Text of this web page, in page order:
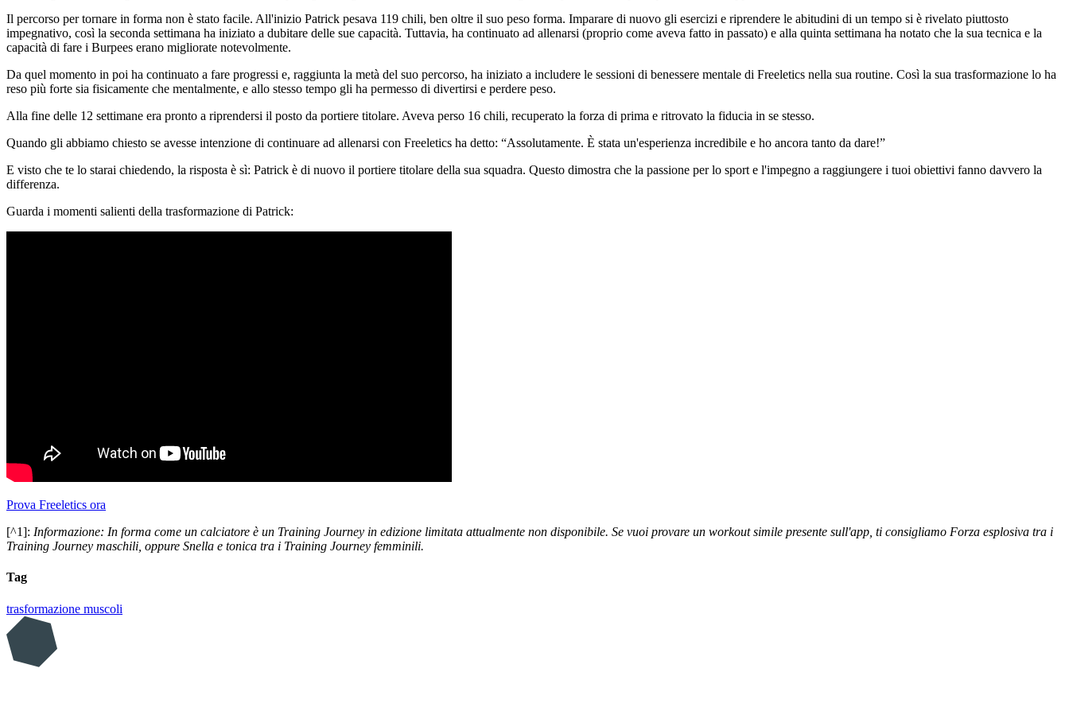
Il percorso per tornare in forma non è stato facile. All'inizio Patrick pesava 119 chili, ben oltre il suo peso forma. Imparare di nuovo gli esercizi e riprendere le abitudini di un tempo si è rivelato piuttosto
impegnativo, così la seconda settimana ha iniziato a dubitare delle sue capacità. Tuttavia, ha continuato ad allenarsi (proprio come aveva fatto in passato) e alla quinta settimana ha notato che la sua tecnica e la
capacità di fare i Burpees erano migliorate notevolmente.
Da quel momento in poi ha continuato a fare progressi e, raggiunta la metà del suo percorso, ha iniziato a includere le sessioni di benessere mentale di Freeletics nella sua routine. Così la sua trasformazione lo ha
reso più forte sia fisicamente che mentalmente, e allo stesso tempo gli ha permesso di divertirsi e perdere peso.
Alla fine delle 12 settimane era pronto a riprendersi il posto da portiere titolare. Aveva perso 16 chili, recuperato la forza di prima e ritrovato la fiducia in se stesso.
Quando gli abbiamo chiesto se avesse intenzione di continuare ad allenarsi con Freeletics ha detto: “Assolutamente. È stata un'esperienza incredibile e ho ancora tanto da dare!”
E visto che te lo starai chiedendo, la risposta è sì: Patrick è di nuovo il portiere titolare della sua squadra. Questo dimostra che la passione per lo sport e l'impegno a raggiungere i tuoi obiettivi fanno davvero la
differenza.
Guarda i momenti salienti della trasformazione di Patrick:
Prova Freeletics ora
[^1]: Informazione: In forma come un calciatore è un Training Journey in edizione limitata attualmente non disponibile. Se vuoi provare un workout simile presente sull'app, ti consigliamo Forza esplosiva tra i
Training Journey maschili, oppure Snella e tonica tra i Training Journey femminili.
Tag
trasformazione muscoli